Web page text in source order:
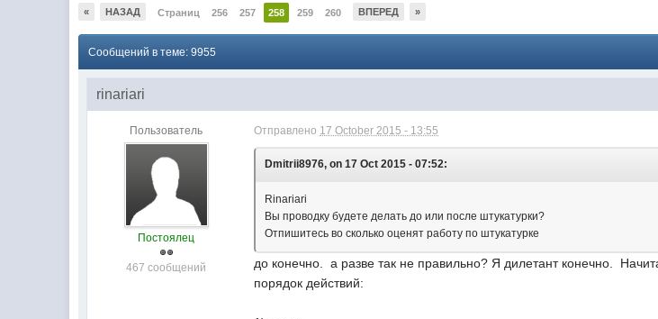
« НАЗАД Страниц 256 257 258 259 260 ВПЕРЕД »
Сообщений в теме: 9955
rinariari
Пользователь
Постоялец
467 сообщений
Отправлено 17 October 2015 - 13:55
Dmitrii8976, on 17 Oct 2015 - 07:52:
Rinariari
Вы проводку будете делать до или после штукатурки?
Отпишитесь во сколько оценят работу по штукатурке
до конечно. а разве так не правильно? Я дилетант конечно.
порядок действий: